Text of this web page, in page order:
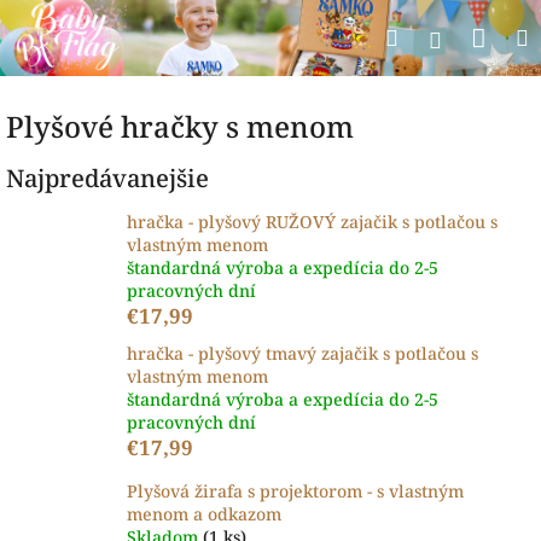
Prejsť
na
obsah
Hľadať
Plyšové hračky s menom
Najpredávanejšie
hračka - plyšový RUŽOVÝ zajačik s potlačou s
vlastným menom
štandardná výroba a expedícia do 2-5
pracovných dní
€17,99
hračka - plyšový tmavý zajačik s potlačou s
vlastným menom
štandardná výroba a expedícia do 2-5
pracovných dní
€17,99
Plyšová žirafa s projektorom - s vlastným
menom a odkazom